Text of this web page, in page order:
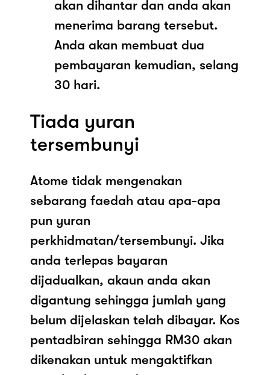
akan dihantar dan anda akan
menerima barang tersebut.
Anda akan membuat dua
pembayaran kemudian, selang
30 hari.
Tiada yuran
tersembunyi
Atome tidak mengenakan
sebarang faedah atau apa-apa
pun yuran
perkhidmatan/tersembunyi. Jika
anda terlepas bayaran
dijadualkan, akaun anda akan
digantung sehingga jumlah yang
belum dijelaskan telah dibayar. Kos
pentadbiran sehingga RM30 akan
dikenakan untuk mengaktifkan